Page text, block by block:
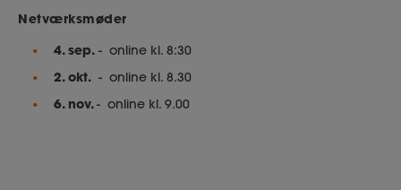
Netværksmøder
4. sep. - online kl. 8:30
2. okt. - online kl. 8.30
6. nov.- online kl. 9.00